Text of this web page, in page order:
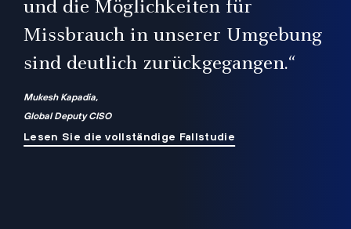
und die Möglichkeiten für
Missbrauch in unserer Umgebung
sind deutlich zurückgegangen.“
Mukesh Kapadia,
Global Deputy CISO
Lesen Sie die vollständige Fallstudie